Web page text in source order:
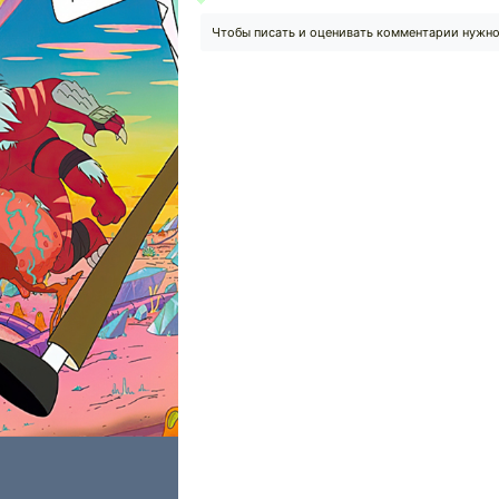
Чтобы писать и оценивать комментарии нужно